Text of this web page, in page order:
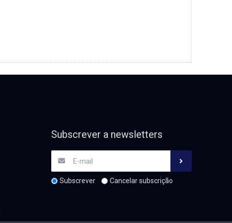
Subscrever a newsletters
Subscrever Cancelar subscrição